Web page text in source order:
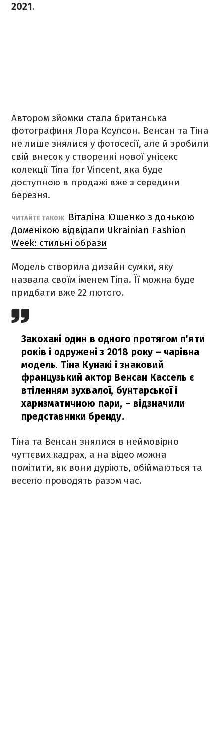
2021.
Автором зйомки стала британська
фотографиня Лора Коулсон. Венсан та Тіна
не лише знялися у фотосесії, але й зробили
свій внесок у створенні нової унісекс
колекції Tina for Vincent, яка буде
доступною в продажі вже з середини
березня.
ЧИТАЙТЕ ТАКОЖ
Віталіна Ющенко з донькою
Доменікою відвідали Ukrainian Fashion
Week: стильні образи
Модель створила дизайн сумки, яку
назвала своїм іменем Tina. Її можна буде
придбати вже 22 лютого.
Закохані один в одного протягом п'яти
років і одружені з 2018 року – чарівна
модель. Тіна Кунакі і знаковий
французький актор Венсан Кассель є
втіленням зухвалої, бунтарської і
харизматичною пари, – відзначили
представники бренду.
Тіна та Венсан знялися в неймовірно
чуттєвих кадрах, а на відео можна
помітити, як вони дуріють, обіймаються та
весело проводять разом час.